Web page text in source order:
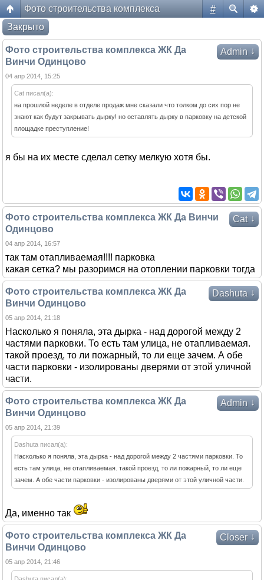
#
Фото строительства комплекса
Форум жителей ЖК Да Винчи
Закрыто
Admin ↓
Фото строительства комплекса ЖК Да
Винчи Одинцово
04 апр 2014, 15:25
Cat писал(а):
на прошлой неделе в отделе продаж мне сказали что толком до сих пор не
знают как будут закрывать дырку! но оставлять дырку в парковку на детской
площадке преступление!
я бы на их месте сделал сетку мелкую хотя бы.
Cat ↓
Фото строительства комплекса ЖК Да Винчи
Одинцово
04 апр 2014, 16:57
так там отапливаемая!!!! парковка
какая сетка? мы разоримся на отоплении парковки тогда
Dashuta ↓
Фото строительства комплекса ЖК Да
Винчи Одинцово
05 апр 2014, 21:18
Насколько я поняла, эта дырка - над дорогой между 2
частями парковки. То есть там улица, не отапливаемая.
такой проезд, то ли пожарный, то ли еще зачем. А обе
части парковки - изолированы дверями от этой уличной
части.
Admin ↓
Фото строительства комплекса ЖК Да
Винчи Одинцово
05 апр 2014, 21:39
Dashuta писал(а):
Насколько я поняла, эта дырка - над дорогой между 2 частями парковки. То
есть там улица, не отапливаемая. такой проезд, то ли пожарный, то ли еще
зачем. А обе части парковки - изолированы дверями от этой уличной части.
Да, именно так
Closer ↓
Фото строительства комплекса ЖК Да
Винчи Одинцово
05 апр 2014, 21:46